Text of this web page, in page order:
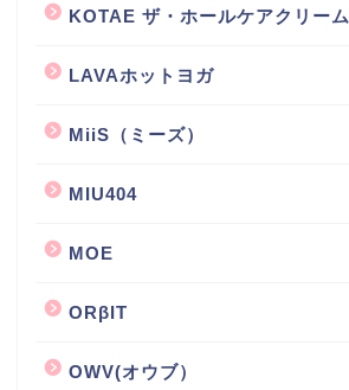
KOTAE ザ・ホールケアクリーム
LAVAホットヨガ
MiiS（ミーズ）
MIU404
MOE
ORβIT
OWV(オウブ）